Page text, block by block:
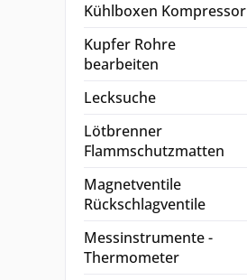
Kühlboxen Kompressor
Kupfer Rohre
bearbeiten
Lecksuche
Lötbrenner
Flammschutzmatten
Magnetventile
Rückschlagventile
Messinstrumente -
Thermometer